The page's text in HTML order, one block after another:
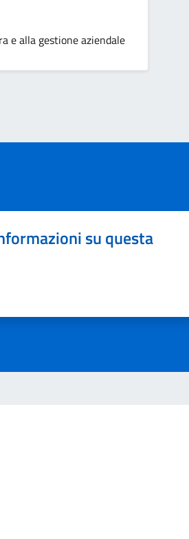
e alla gestione aziendale
su questa